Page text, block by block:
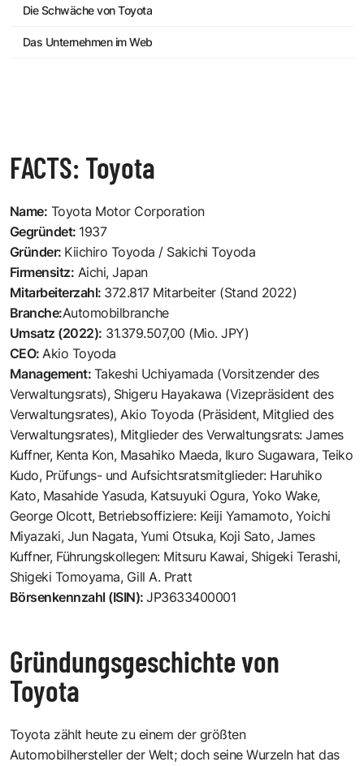
Die Schwäche von Toyota
Das Unternehmen im Web
FACTS: Toyota
Name: Toyota Motor Corporation
Gegründet: 1937
Gründer: Kiichiro Toyoda / Sakichi Toyoda
Firmensitz: Aichi, Japan
Mitarbeiterzahl: 372.817 Mitarbeiter (Stand 2022)
Branche:Automobilbranche
Umsatz (2022): 31.379.507,00 (Mio. JPY)
CEO: Akio Toyoda
Management: Takeshi Uchiyamada (Vorsitzender des
Verwaltungsrats), Shigeru Hayakawa (Vizepräsident des
Verwaltungsrates), Akio Toyoda (Präsident, Mitglied des
Verwaltungsrates), Mitglieder des Verwaltungsrats: James
Kuffner, Kenta Kon, Masahiko Maeda, Ikuro Sugawara, Teiko
Kudo, Prüfungs- und Aufsichtsratsmitglieder: Haruhiko
Kato, Masahide Yasuda, Katsuyuki Ogura, Yoko Wake,
George Olcott, Betriebsoffiziere: Keiji Yamamoto, Yoichi
Miyazaki, Jun Nagata, Yumi Otsuka, Koji Sato, James
Kuffner, Führungskollegen: Mitsuru Kawai, Shigeki Terashi,
Shigeki Tomoyama, Gill A. Pratt
Börsenkennzahl (ISIN):JP3633400001
Gründungsgeschichte von
Toyota
Toyota zählt heute zu einem der größten
Automobilhersteller der Welt; doch seine Wurzeln hat das